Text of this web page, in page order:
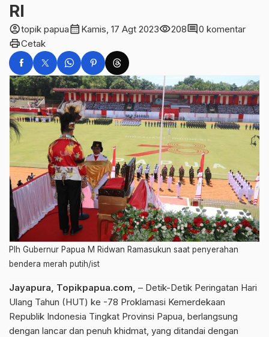
RI
account_circletopik papuacalendar_month Kamis, 17 Agt 2023visibility208comment0 komentar
printCetak
Plh Gubernur Papua M Ridwan Ramasukun saat penyerahan
bendera merah putih/ist
Jayapura, Topikpapua.com, – Detik-Detik Peringatan Hari
Ulang Tahun (HUT) ke -78 Proklamasi Kemerdekaan
Republik Indonesia Tingkat Provinsi Papua, berlangsung
dengan lancar dan penuh khidmat, yang ditandai dengan